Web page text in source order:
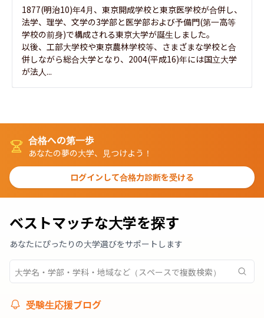
1877(明治10)年4月、東京開成学校と東京医学校が合併し、
法学、理学、文学の3学部と医学部および予備門(第一高等
学校の前身)で構成される東京大学が誕生しました。
以後、工部大学校や東京農林学校等、さまざまな学校と合
併しながら総合大学となり、2004(平成16)年には国立大学
が法人...
合格への第一歩
あなたの夢の大学、見つけよう！
ログインして合格力診断を受ける
ベストマッチな大学を探す
あなたにぴったりの大学選びをサポートします
受験生応援ブログ